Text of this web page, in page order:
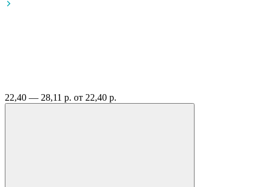
22,40 — 28,11 р. от 22,40 р.